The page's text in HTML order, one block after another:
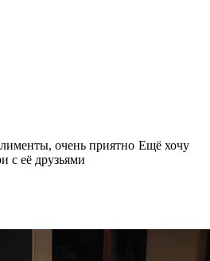
очень приятно Ещё хочу
с её друзьями